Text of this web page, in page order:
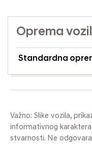
Oprema
Standardna
Važno: Slike vozila,
informativnog
stvarnosti. Ne